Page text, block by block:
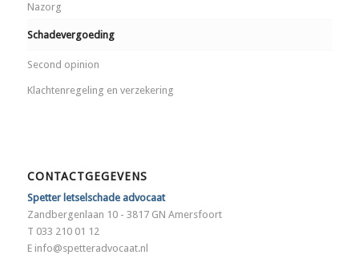
Nazorg
Schadevergoeding
Second opinion
Klachtenregeling en verzekering
CONTACTGEGEVENS
Spetter letselschade advocaat
Zandbergenlaan 10 - 3817 GN Amersfoort
T 033 210 01 12
E info@spetteradvocaat.nl